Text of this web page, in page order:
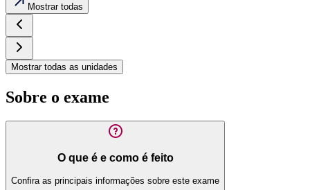
Mostrar todas
Mostrar todas as unidades
Sobre o exame
O que é e como é feito
Confira as principais informações sobre este exame